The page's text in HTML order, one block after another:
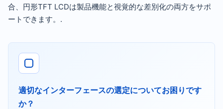
合、円形TFT LCDは製品機能と視覚的な差別化の両方をサポ
ートできます。.
適切なインターフェースの選定についてお困りです
か？